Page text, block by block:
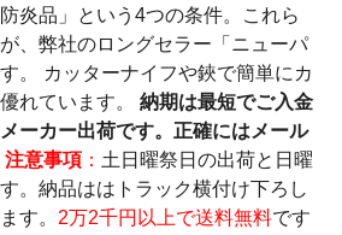
炎品」という4つの条件。これら
、弊社のロングセラー「ニューパ
。 カッターナイフや鋏で簡単にカ
れています。 納期は最短でご入金
ーカー出荷です。正確にはメール
注意事項 ： 土日曜祭日の出荷と日曜
。納品ははトラック横付け下ろし
す。 2万2千円以上で送料無料です